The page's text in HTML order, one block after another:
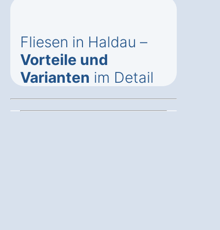
Fliesen in Haldau –
Vorteile und
Varianten im Detail